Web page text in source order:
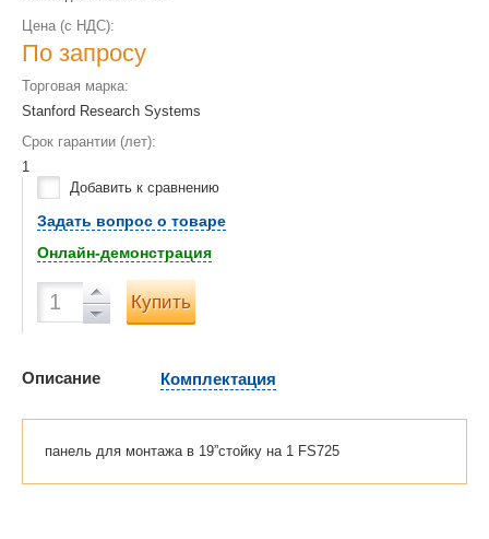
Цена (с НДС):
По запросу
Торговая марка:
Stanford Research Systems
Срок гарантии (лет):
1
Добавить к сравнению
Задать вопрос о товаре
Онлайн-демонстрация
Купить
Описание Комплектация
панель для монтажа в 19”стойку на 1 FS725